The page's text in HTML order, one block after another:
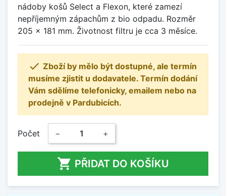
nádoby košů Select a Flexon, které zamezí
nepříjemným zápachům z bio odpadu. Rozměr
205 x 181 mm. Životnost filtru je cca 3 měsíce.
 Zboží by mělo být dostupné, ale termín
musíme zjistit u dodavatele. Termín dodání
Vám sdělíme telefonicky, emailem nebo na
prodejně v Pardubicích.
Počet − +
 PŘIDAT DO KOŠÍKU